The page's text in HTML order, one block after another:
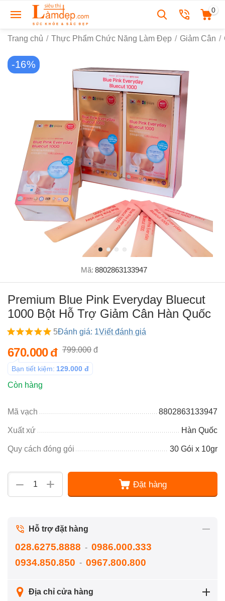
0
Trang chủ / Thực Phẩm Chức Năng Làm Đẹp / Giảm Cân /
-16%
Mã: 8802863133947
Premium Blue Pink Everyday Bluecut
1000 Bột Hỗ Trợ Giảm Cân Hàn Quốc
5Đánh giá: 1Viết đánh giá
670.000đ 799.000 đ
Bạn tiết kiệm: 129.000 đ
Còn hàng
Mã vạch 8802863133947
Xuất xứ Hàn Quốc
Quy cách đóng gói 30 Gói x 10gr
+
− Đặt hàng
Hỗ trợ đặt hàng
028.6275.8888 - 0986.000.333
0934.850.850 - 0967.800.800
Địa chỉ cửa hàng